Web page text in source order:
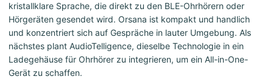
kristallklare Sprache, die direkt zu den BLE-Ohrhörern oder
Hörgeräten gesendet wird. Orsana ist kompakt und handlich
und konzentriert sich auf Gespräche in lauter Umgebung. Als
nächstes plant AudioTelligence, dieselbe Technologie in ein
Ladegehäuse für Ohrhörer zu integrieren, um ein All-in-One-
Gerät zu schaffen.